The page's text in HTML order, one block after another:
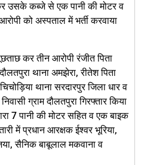
उसके कब्जे से एक पानी की मोटर व
को अस्पताल में भर्ती करवाया
कर तीन आरोपी रंजीत पिता
थाना अमझेरा, रीतेश पिता
थाना सरदारपुर जिला धार व
ग्राम दौलतपुरा गिरफ्तार किया
7 पानी की मोटर सहित व एक बाइक
में प्रधान आरक्षक ईश्वर भूरिया,
सैनिक बाबूलाल मकवाना व